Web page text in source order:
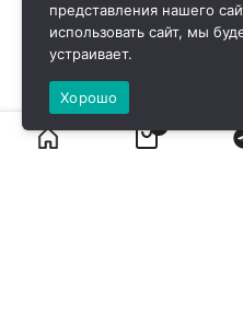
представления нашего
использовать сайт, мы
устраивает.
Хорошо